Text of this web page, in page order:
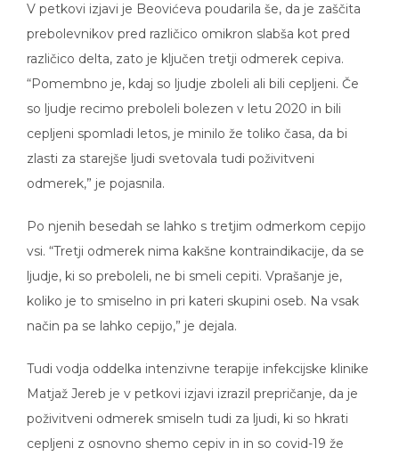
V petkovi izjavi je Beovićeva poudarila še, da je zaščita
prebolevnikov pred različico omikron slabša kot pred
različico delta, zato je ključen tretji odmerek cepiva.
“Pomembno je, kdaj so ljudje zboleli ali bili cepljeni. Če
so ljudje recimo preboleli bolezen v letu 2020 in bili
cepljeni spomladi letos, je minilo že toliko časa, da bi
zlasti za starejše ljudi svetovala tudi poživitveni
odmerek,” je pojasnila.
Po njenih besedah se lahko s tretjim odmerkom cepijo
vsi. “Tretji odmerek nima kakšne kontraindikacije, da se
ljudje, ki so preboleli, ne bi smeli cepiti. Vprašanje je,
koliko je to smiselno in pri kateri skupini oseb. Na vsak
način pa se lahko cepijo,” je dejala.
Tudi vodja oddelka intenzivne terapije infekcijske klinike
Matjaž Jereb je v petkovi izjavi izrazil prepričanje, da je
poživitveni odmerek smiseln tudi za ljudi, ki so hkrati
cepljeni z osnovno shemo cepiv in in so covid-19 že